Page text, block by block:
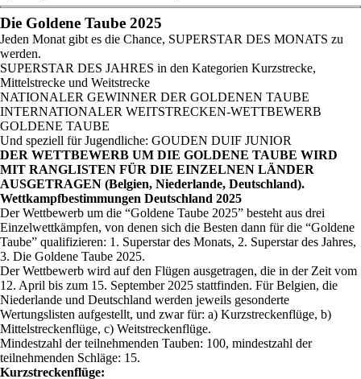
Die Goldene Taube 2025
Jeden Monat gibt es die Chance, SUPERSTAR DES MONATS zu
werden.
SUPERSTAR DES JAHRES in den Kategorien Kurzstrecke,
Mittelstrecke und Weitstrecke
NATIONALER GEWINNER DER GOLDENEN TAUBE
INTERNATIONALER WEITSTRECKEN-WETTBEWERB
GOLDENE TAUBE
Und speziell für Jugendliche: GOUDEN DUIF JUNIOR
DER WETTBEWERB UM DIE GOLDENE TAUBE WIRD
MIT RANGLISTEN FÜR DIE EINZELNEN LÄNDER
AUSGETRAGEN (Belgien, Niederlande, Deutschland).
Wettkampfbestimmungen Deutschland 2025
Der Wettbewerb um die “Goldene Taube 2025” besteht aus drei
Einzelwettkämpfen, von denen sich die Besten dann für die “Goldene
Taube” qualifizieren: 1. Superstar des Monats, 2. Superstar des Jahres,
3. Die Goldene Taube 2025.
Der Wettbewerb wird auf den Flügen ausgetragen, die in der Zeit vom
12. April bis zum 15. September 2025 stattfinden. Für Belgien, die
Niederlande und Deutschland werden jeweils gesonderte
Wertungslisten aufgestellt, und zwar für: a) Kurzstreckenflüge, b)
Mittelstreckenflüge, c) Weitstreckenflüge.
Mindestzahl der teilnehmenden Tauben: 100, mindestzahl der
teilnehmenden Schläge: 15.
Kurzstreckenflüge: